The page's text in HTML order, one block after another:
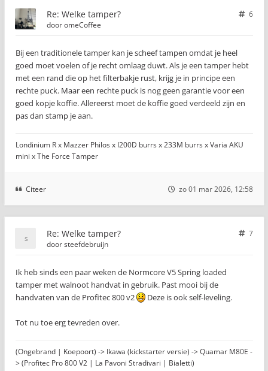
Re: Welke tamper?
6
dooromeCoffee
Bij een traditionele tamper kan je scheef tampen omdat je heel
goed moet voelen of je recht omlaag duwt. Als je een tamper hebt
met een rand die op het filterbakje rust, krijg je in principe een
rechte puck. Maar een rechte puck is nog geen garantie voor een
goed kopje koffie. Allereerst moet de koffie goed verdeeld zijn en
pas dan stamp je aan.
Londinium R x Mazzer Philos x I200D burrs x 233M burrs x Varia AKU
mini x The Force Tamper
Citeer zo 01 mar 2026, 12:58
Re: Welke tamper?
7
doorsteefdebruijn
Ik heb sinds een paar weken de Normcore V5 Spring loaded
tamper met walnoot handvat in gebruik. Past mooi bij de
handvaten van de Profitec 800 v2
Deze is ook self-leveling.
Tot nu toe erg tevreden over.
(Ongebrand | Koepoort) -> Ikawa (kickstarter versie) -> Quamar M80E -
> (Profitec Pro 800 V2 | La Pavoni Stradivari | Bialetti)